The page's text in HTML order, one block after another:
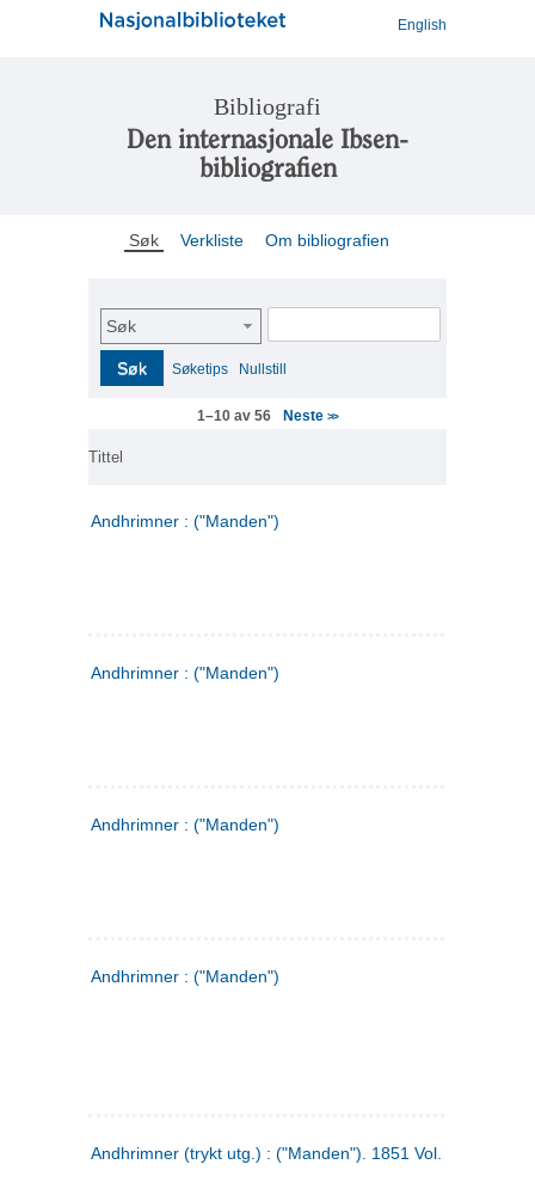
English
Bibliografi
Den internasjonale Ibsen-
bibliografien
Søk Verkliste Om bibliografien
Søk
Søk Søketips Nullstill
1–10 av 56 Neste>>
Tittel
Andhrimner : ("Manden")
Andhrimner : ("Manden")
Andhrimner : ("Manden")
Andhrimner : ("Manden")
Andhrimner (trykt utg.) : ("Manden"). 1851 Vol. 2 Nr. 1